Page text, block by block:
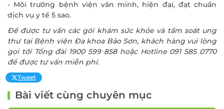
ĐĂNG KÝ KHÁM
- Môi trường bệnh viện văn minh, hiện đại, đạt chuẩn
dịch vụ y tế 5 sao.
Để được tư vấn các gói khám sức khỏe và tầm soát ung
thư tại Bệnh viện Đa khoa Bảo Sơn, khách hàng vui lòng
gọi tới Tổng đài 1900 599 858 hoặc Hotline 091 585 0770
để được tư vấn miễn phí.
Tweet
Bài viết cùng chuyên mục